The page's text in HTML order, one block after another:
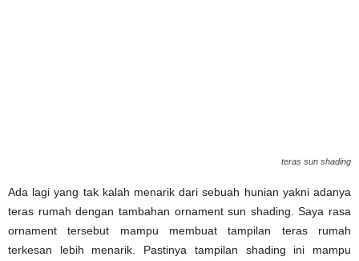
teras sun shading
Ada lagi yang tak kalah menarik dari sebuah hunian yakni adanya
teras rumah dengan tambahan ornament sun shading. Saya rasa
ornament tersebut mampu membuat tampilan teras rumah
terkesan lebih menarik. Pastinya tampilan shading ini mampu